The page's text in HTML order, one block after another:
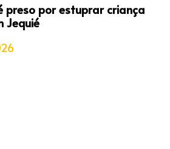
preso por estuprar criança
Jequié